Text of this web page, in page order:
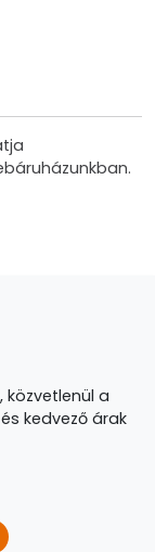
közvetlenül a
kedvező árak